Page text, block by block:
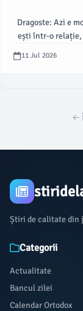
Dragoste: Azi e
ești într-o relație,
11 Jul 2026
←
Știri de calitate din
Categorii
Actualitate
Bancul zilei
Calendar Ortodox